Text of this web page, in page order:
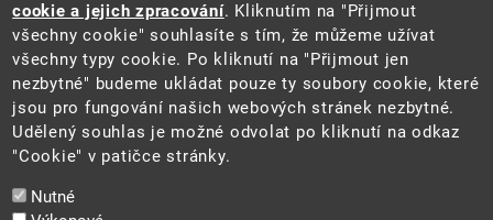
Web
Aktuality
Ochrana osobních údajů
Prohlášení o přístupnosti
Zásady používání cookies
Mapa webu
cookie a jejich zpracování. Kliknutím na "Přijmout
všechny cookie" souhlasíte s tím, že můžeme užívat
všechny typy cookie. Po kliknutí na "Přijmout jen
nezbytné" budeme ukládat pouze ty soubory cookie, které
jsou pro fungování našich webových stránek nezbytné.
Udělený souhlas je možné odvolat po kliknutí na odkaz
"Cookie" v patičce stránky.
Nutné